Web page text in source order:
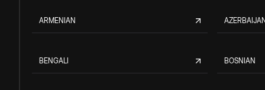
ARMENIAN
BENGALI BOSNIAN